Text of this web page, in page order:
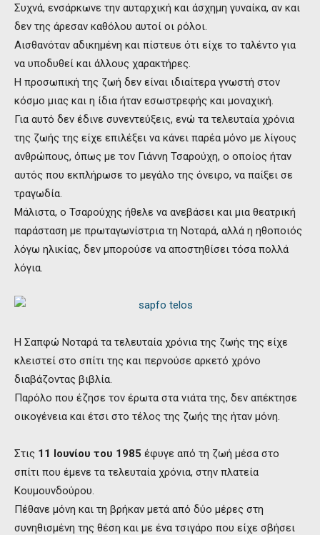
Συχνά, ενσάρκωνε την αυταρχική και άσχημη γυναίκα, αν και
δεν της άρεσαν καθόλου αυτοί οι ρόλοι.
Αισθανόταν αδικημένη και πίστευε ότι είχε το ταλέντο για
να υποδυθεί και άλλους χαρακτήρες.
Η προσωπική της ζωή δεν είναι ιδιαίτερα γνωστή στον
κόσμο μιας και η ίδια ήταν εσωστρεφής και μοναχική.
Για αυτό δεν έδινε συνεντεύξεις, ενώ τα τελευταία χρόνια
της ζωής της είχε επιλέξει να κάνει παρέα μόνο με λίγους
ανθρώπους, όπως με τον Γιάννη Τσαρούχη, ο οποίος ήταν
αυτός που εκπλήρωσε το μεγάλο της όνειρο, να παίξει σε
τραγωδία.
Μάλιστα, ο Τσαρούχης ήθελε να ανεβάσει και μια θεατρική
παράσταση με πρωταγωνίστρια τη Νοταρά, αλλά η ηθοποιός
λόγω ηλικίας, δεν μπορούσε να αποστηθίσει τόσα πολλά
λόγια.
Η Σαπφώ Νοταρά τα τελευταία χρόνια της ζωής της είχε
κλειστεί στο σπίτι της και περνούσε αρκετό χρόνο
διαβάζοντας βιβλία.
Παρόλο που έζησε τον έρωτα στα νιάτα της, δεν απέκτησε
οικογένεια και έτσι στο τέλος της ζωής της ήταν μόνη.
Στις 11 Ιουνίου του 1985 έφυγε από τη ζωή μέσα στο
σπίτι που έμενε τα τελευταία χρόνια, στην πλατεία
Κουμουνδούρου.
Πέθανε μόνη και τη βρήκαν μετά από δύο μέρες στη
συνηθισμένη της θέση και με ένα τσιγάρο που είχε σβήσει